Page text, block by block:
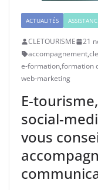
ACTUALITÉS
CLETOURISME
21
accompagnement,
e-formation,formation
web-marketing
E-
social-
vous